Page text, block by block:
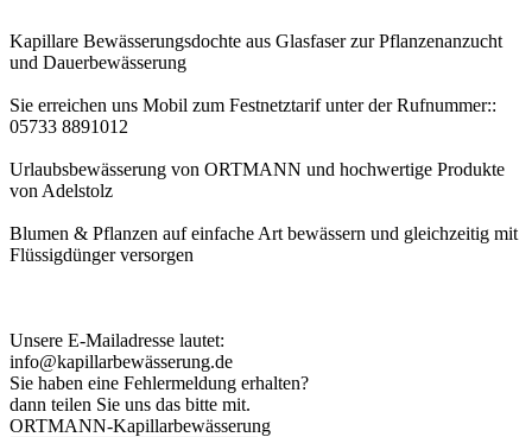
Kapillare Bewässerungsdochte aus Glasfaser zur Pflanzenanzucht
und Dauerbewässerung
Sie erreichen uns Mobil zum Festnetztarif unter der Rufnummer::
05733 8891012
Urlaubsbewässerung von ORTMANN und hochwertige Produkte
von Adelstolz
Blumen & Pflanzen auf einfache Art bewässern und gleichzeitig mit
Flüssigdünger versorgen
Unsere E-Mailadresse lautet:
info@kapillarbewässerung.de
Sie haben eine Fehlermeldung erhalten?
dann teilen Sie uns das bitte mit.
ORTMANN-Kapillarbewässerung